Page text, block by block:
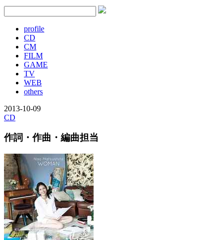
profile
CD
CM
FILM
GAME
TV
WEB
others
2013-10-09
CD
作詞・作曲・編曲担当